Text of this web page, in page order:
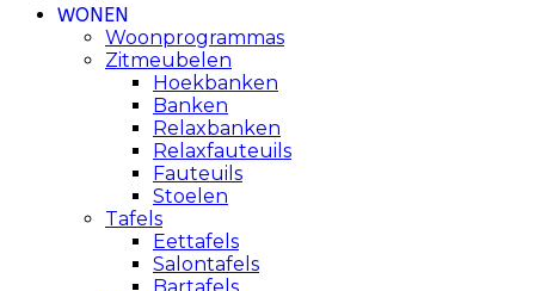
WONEN
Woonprogrammas
Zitmeubelen
Hoekbanken
Banken
Relaxbanken
Relaxfauteuils
Fauteuils
Stoelen
Tafels
Eettafels
Salontafels